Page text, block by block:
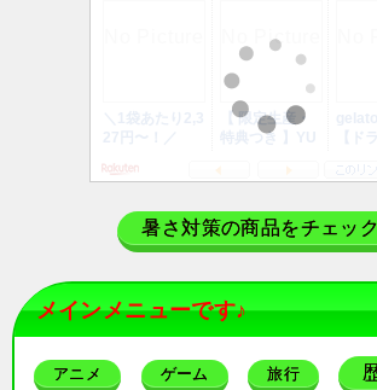
暑さ対策の商品をチェック
メインメニューです♪
アニメ ゲーム 旅行